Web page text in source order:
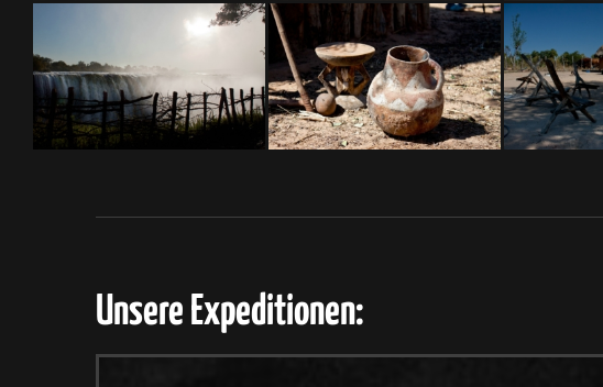
Unsere Expeditionen: